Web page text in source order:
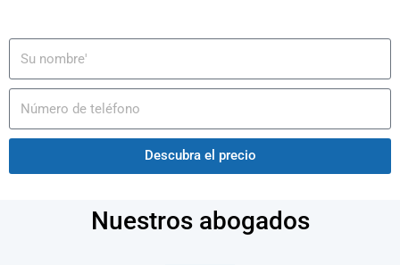
Descubra el precio
Nuestros abogados